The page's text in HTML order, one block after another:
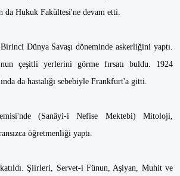
Hukuk Fakültesi'ne devam etti.
Dünya Savaşı döneminde askerliğini yaptı.
çeşitli yerlerini görme fırsatı buldu. 1924
da hastalığı sebebiyle Frankfurt'a gitti.
(Sanâyi-i Nefise Mektebi) Mitoloji,
öğretmenliği yaptı.
Şiirleri, Servet-i Fünun, Aşiyan, Muhit ve